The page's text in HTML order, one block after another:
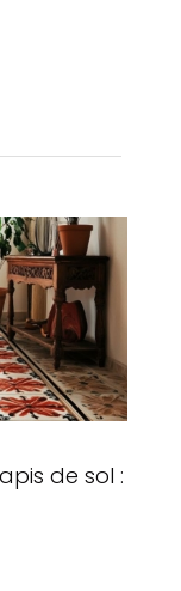
de sol :